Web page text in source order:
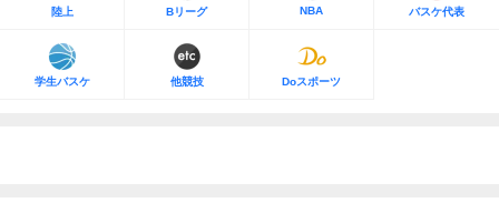
陸上 Bリーグ NBA バスケ代表
学生バスケ 他競技 Doスポーツ